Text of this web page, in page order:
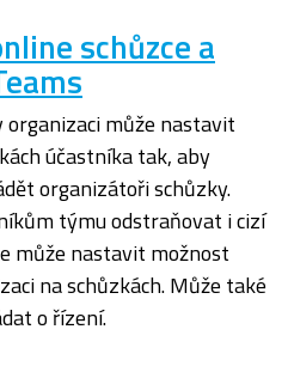
schůzce a
může nastavit
účastníka tak, aby
organizátoři schůzky.
týmu odstraňovat i cizí
může nastavit možnost
na schůzkách. Může také
o řízení.